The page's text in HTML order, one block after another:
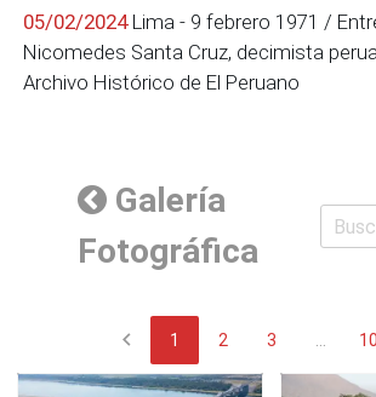
05/02/2024Lima - 9 febrero 1971 /
Nicomedes Santa Cruz, decimista
Archivo Histórico de El Peruano
Galería
Fotográfica
chevron_left 1 2 3 ... 10